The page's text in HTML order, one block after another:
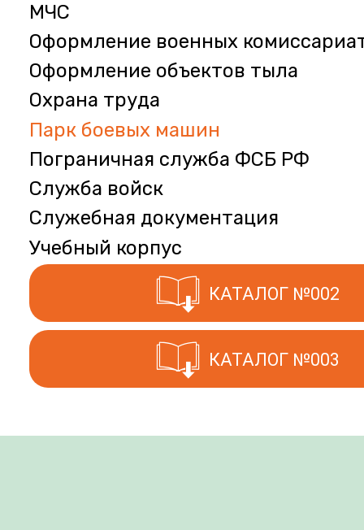
МЧС
Оформление военных
Оформление объектов тыла
Охрана труда
Парк боевых машин
Пограничная служба ФСБ РФ
Служба войск
Служебная документация
Учебный корпус
КАТАЛОГ №002
КАТАЛОГ №003